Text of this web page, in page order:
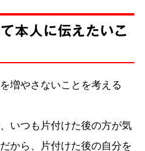
本人に伝えたいこ
増やさないことを考える
いつも片付けた後の方が気
から、片付けた後の自分を